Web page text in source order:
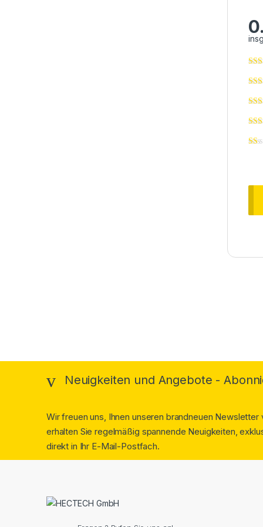
Neuigkeiten und Angebote -
Wir freuen uns, Ihnen unseren brandneuen
erhalten Sie regelmäßig spannende Neuigkeiten,
direkt in Ihr E-Mail-Postfach.